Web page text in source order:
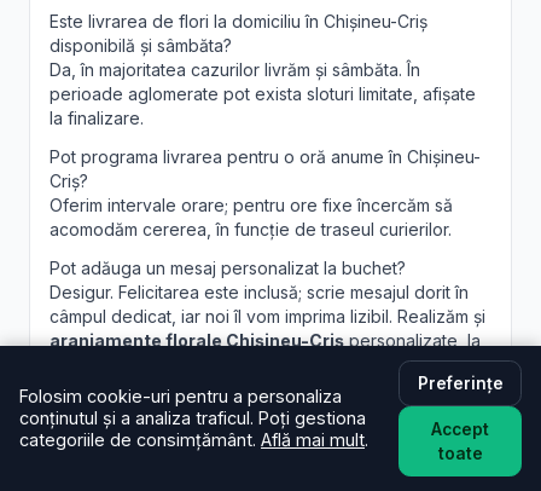
Este livrarea de flori la domiciliu în Chișineu-Criș
disponibilă și sâmbăta?
Da, în majoritatea cazurilor livrăm și sâmbăta. În
perioade aglomerate pot exista sloturi limitate, afișate
la finalizare.
Pot programa livrarea pentru o oră anume în Chișineu-
Criș?
Oferim intervale orare; pentru ore fixe încercăm să
acomodăm cererea, în funcție de traseul curierilor.
Pot adăuga un mesaj personalizat la buchet?
Desigur. Felicitarea este inclusă; scrie mesajul dorit în
câmpul dedicat, iar noi îl vom imprima lizibil. Realizăm și
aranjamente florale Chișineu-Crișpersonalizate, la
Folosim cookie-uri pentru a personaliza
conținutul și a analiza traficul. Poți gestiona
categoriile de consimțământ. Află mai mult.
Preferințe
Accept
toate